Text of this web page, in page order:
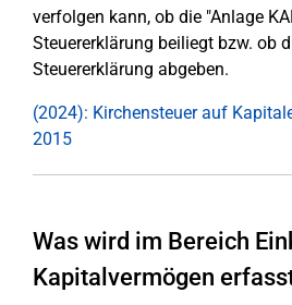
verfolgen kann, ob die "Anlage
Steuererklärung beiliegt bzw. ob
Steuererklärung abgeben.
(2024): Kirchensteuer auf
2015
Was wird im Bereich
Kapitalvermögen